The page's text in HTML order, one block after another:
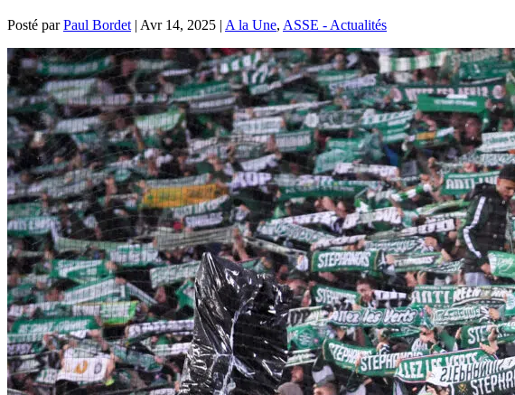
Posté parPaul Bordet | Avr 14, 2025 | A la Une, ASSE - Actualités